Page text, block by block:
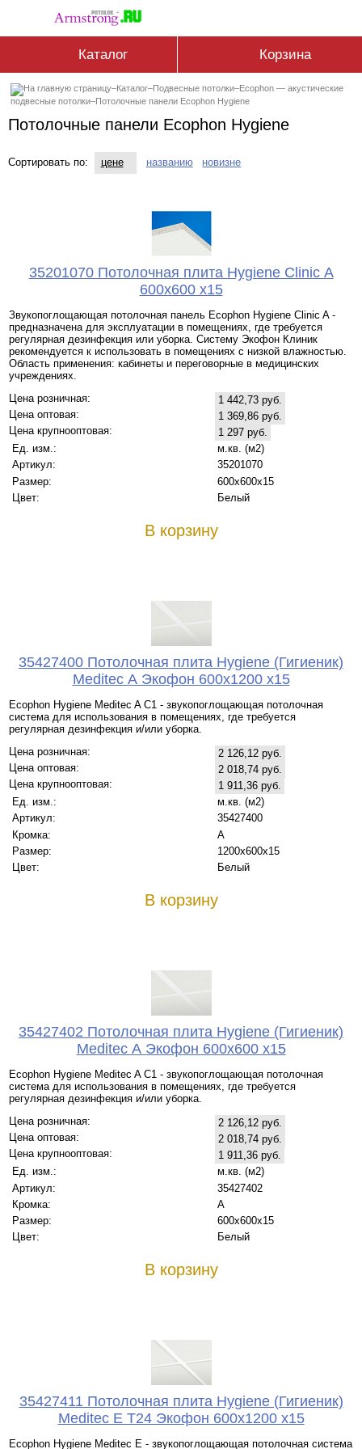
Каталог Корзина
–Каталог–Подвесные потолки–Ecophon — акустические
подвесные потолки–Потолочные панели Ecophon Hygiene
Потолочные панели Ecophon Hygiene
Сортировать по: цене названию новизне
35201070 Потолочная плита Hygiene Clinic А
600x600 x15
Звукопоглощающая потолочная панель Ecophon Hygiene Clinic A -
предназначена для эксплуатации в помещениях, где требуется
регулярная дезинфекция или уборка. Систему Экофон Клиник
рекомендуется к использовать в помещениях с низкой влажностью.
Область применения: кабинеты и переговорные в медицинских
учреждениях.
Цена розничная:
1 442,73 руб.
Цена оптовая:
1 369,86 руб.
Цена крупнооптовая:
1 297 руб.
Ед. изм.:
м.кв. (м2)
Артикул:
35201070
Размер:
600х600x15
Цвет:
Белый
В корзину
35427400 Потолочная плита Hygiene (Гигиеник)
Meditec А Экофон 600x1200 x15
Ecophon Hygiene Meditec A C1 - звукопоглощающая потолочная
система для использования в помещениях, где требуется
регулярная дезинфекция и/или уборка.
Цена розничная:
2 126,12 руб.
Цена оптовая:
2 018,74 руб.
Цена крупнооптовая:
1 911,36 руб.
Ед. изм.:
м.кв. (м2)
Артикул:
35427400
Кромка:
A
Размер:
1200х600x15
Цвет:
Белый
В корзину
35427402 Потолочная плита Hygiene (Гигиеник)
Meditec А Экофон 600x600 x15
Ecophon Hygiene Meditec A C1 - звукопоглощающая потолочная
система для использования в помещениях, где требуется
регулярная дезинфекция и/или уборка.
Цена розничная:
2 126,12 руб.
Цена оптовая:
2 018,74 руб.
Цена крупнооптовая:
1 911,36 руб.
Ед. изм.:
м.кв. (м2)
Артикул:
35427402
Кромка:
A
Размер:
600х600x15
Цвет:
Белый
В корзину
35427411 Потолочная плита Hygiene (Гигиеник)
Meditec Е T24 Экофон 600x1200 x15
Ecophon Hygiene Meditec E - звукопоглощающая потолочная система